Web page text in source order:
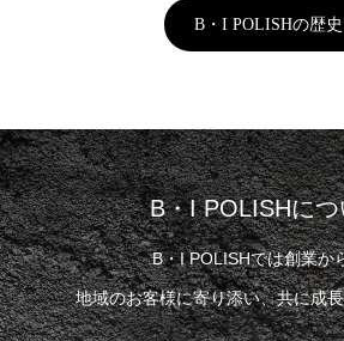
コーティング
COATING
B・I POLISHの歴史
B・I POLISHに
B・I POLISHでは創業か
地域のお客様に寄り添い、共に成